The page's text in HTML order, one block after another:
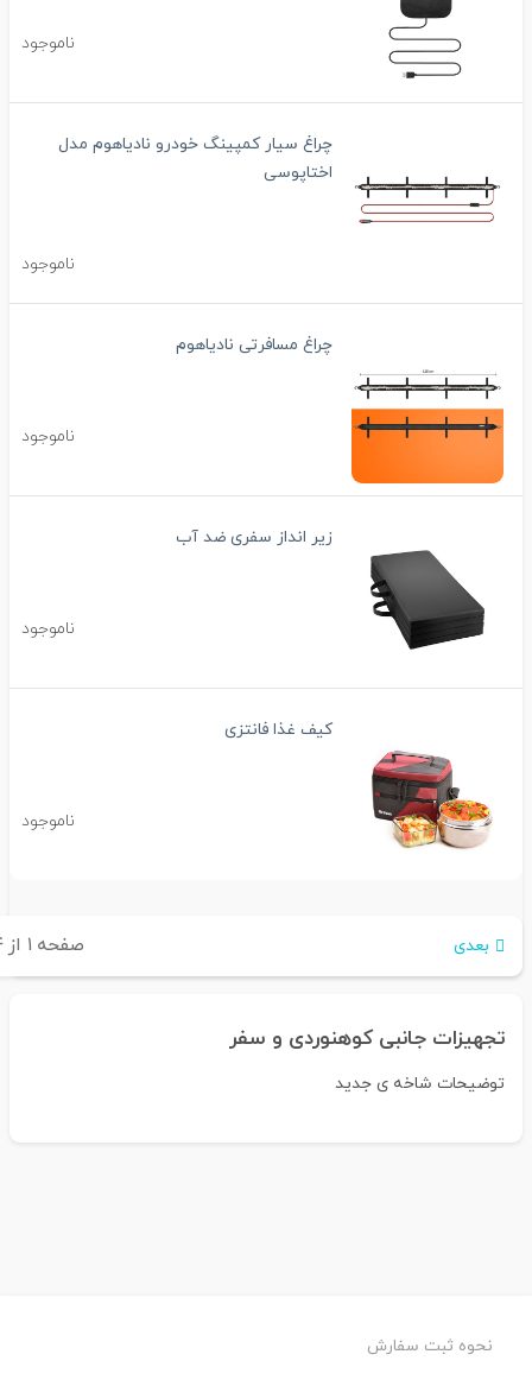
ناموجود
چراغ سیار کمپینگ خودرو نادیاهوم مدل
اختاپوسی
ناموجود
چراغ مسافرتی نادیاهوم
ناموجود
زیر انداز سفری ضد آب
ناموجود
کیف غذا فانتزی
ناموجود
صفحه ۱ از بعدی
تجهیزات جانبی کوهنوردی و سفر
توضیحات شاخه ی جدید
نحوه ثبت سفارش